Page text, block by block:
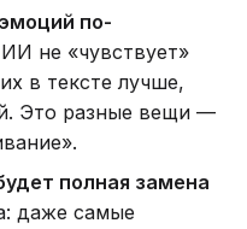
по-
не «чувствует»
в тексте лучше,
Это разные вещи —
полная замена
даже самые